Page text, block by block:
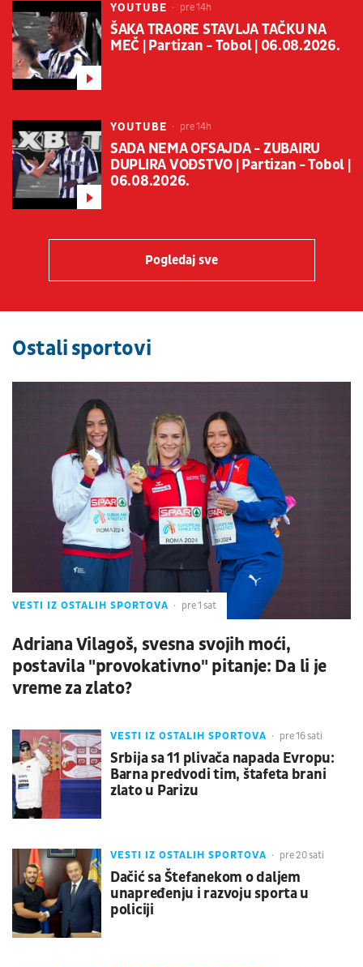
YOUTUBE pre 14h
ŠAKA TRAORE STAVLJA TAČKU NA
MEČ | Partizan - Tobol | 06.08.2026.
YOUTUBE pre 14h
SADA NEMA OFSAJDA - ZUBAIRU
DUPLIRA VOĐSTVO | Partizan - Tobol |
06.08.2026.
Pogledaj sve
Ostali sportovi
VESTI IZ OSTALIH SPORTOVA pre 1 sat
Adriana Vilagoš, svesna svojih moći,
postavila "provokativno" pitanje: Da li je
vreme za zlato?
VESTI IZ OSTALIH SPORTOVA pre 16 sati
Srbija sa 11 plivača napada Evropu:
Barna predvodi tim, štafeta brani
zlato u Parizu
VESTI IZ OSTALIH SPORTOVA pre 20 sati
Dačić sa Štefanekom o daljem
unapređenju i razvoju sporta u
policiji